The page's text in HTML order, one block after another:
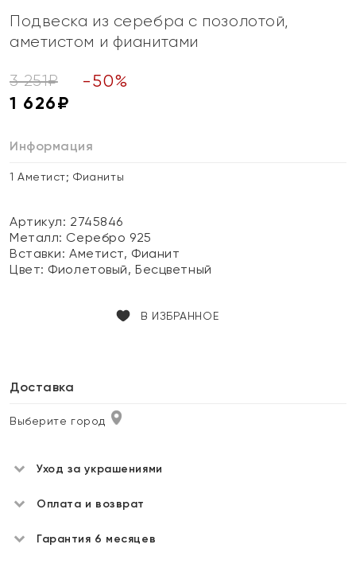
Подвеска из серебра с позолотой,
аметистом и фианитами
3 251₽ -50%
1 626₽
Информация
1 Аметист; Фианиты
Артикул: 2745846
Металл: Серебро 925
Вставки:Аметист, Фианит
Цвет: Фиолетовый, Бесцветный
В ИЗБРАННОЕ
Доставка
Выберите город
Уход за украшениями
Оплата и возврат
Гарантия 6 месяцев